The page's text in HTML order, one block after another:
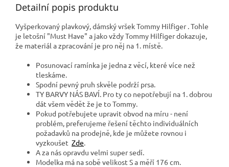
Detailní popis produktu
Vyšperkovaný plavkový, dámský vršek Tommy Hilfiger . Tohle
je letošní "Must Have" a jako vždy Tommy Hilfiger dokazuje,
že materiál a zpracování je pro něj na 1. místě.
Posunovací ramínka je jedna z věcí, které více než
tleskáme.
Spodní pevný pruh skvěle podrží prsa.
TY BARVY NÁS BAVÍ. Pro ty co nepotřebují na 1. dobrou
dát všem vědět že je to Tommy.
Pokud potřebujete upravit obvod na míru - není
problém, preferujeme řešení těchto individuálních
požadavků na prodejně, kde je můžete rovnou i
vyzkoušet Zde.
A za nás opravdu velmi super sedí.
Modelka má na sobě velikost S a měří 176 cm.